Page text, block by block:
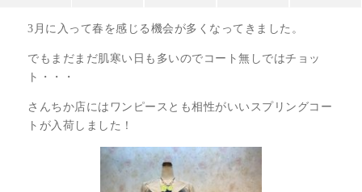
3月に入って春を感じる機会が多くなってきました。
でもまだまだ肌寒い日も多いのでコート無しではチョッ
ト・・・
さんちか店にはワンピースとも相性がいいスプリングコー
トが入荷しました！